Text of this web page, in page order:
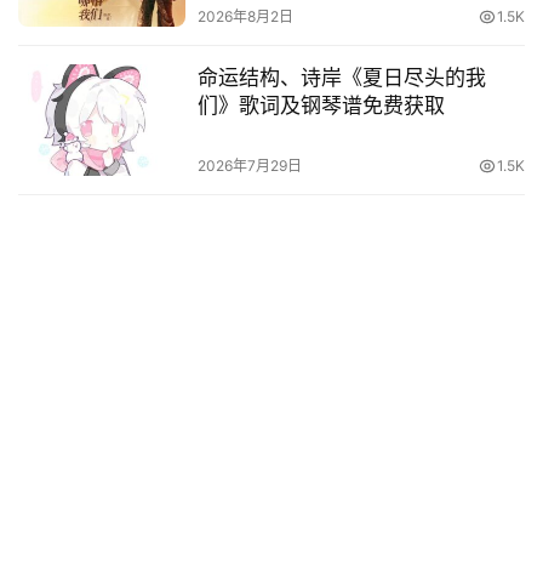
2026年8月2日 1.5K
命运结构、诗岸《夏日尽头的我
们》歌词及钢琴谱免费获取
2026年7月29日 1.5K